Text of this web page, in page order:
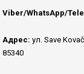
Viber/WhatsApp/
Адрес: ул. Save
85340